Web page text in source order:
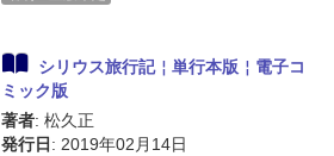
シリウス旅行記￤単行本版￤電子コ
ミック版
著者: 松久正
発行日 : 2019年02月14日